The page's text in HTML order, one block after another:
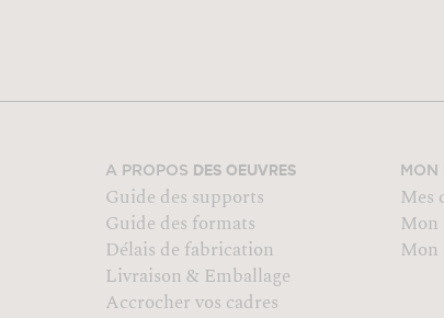
A PROPOS DES OEUVRES
Guide des supports
Guide des formats
Délais de fabrication
Livraison & Emballage
Accrocher vos cadres
MON
Mes
Mon